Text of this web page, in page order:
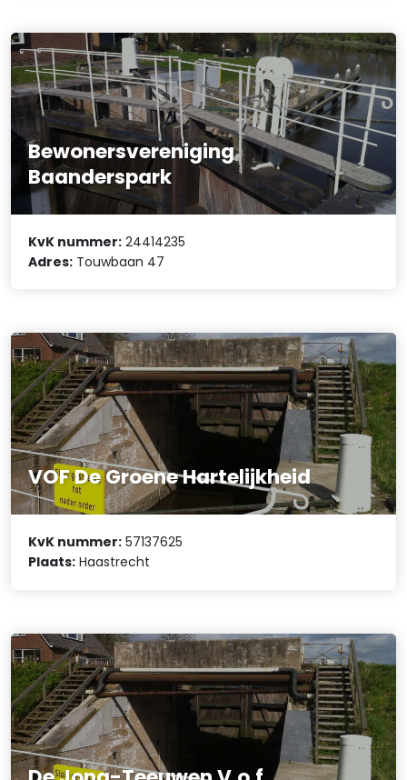
Bewonersvereniging
Baanderspark
KvK nummer: 24414235
Adres: Touwbaan 47
VOF De Groene Hartelijkheid
KvK nummer: 57137625
Plaats: Haastrecht